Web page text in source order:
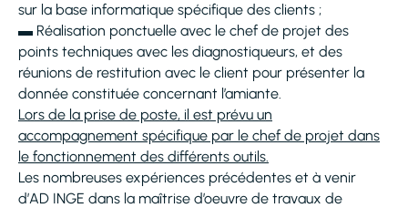
sur la base informatique spécifique des clients ;
▬ Réalisation ponctuelle avec le chef de projet des
points techniques avec les diagnostiqueurs, et des
réunions de restitution avec le client pour présenter la
donnée constituée concernant l’amiante.
Lors de la prise de poste, il est prévu un
accompagnement spécifique par le chef de projet dans
le fonctionnement des différents outils.
Les nombreuses expériences précédentes et à venir
d’AD INGE dans la maîtrise d’oeuvre de travaux de